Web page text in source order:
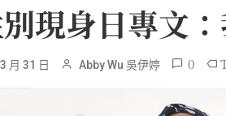
現身日專文
月 31 日 Abby Wu 吳伊婷 0